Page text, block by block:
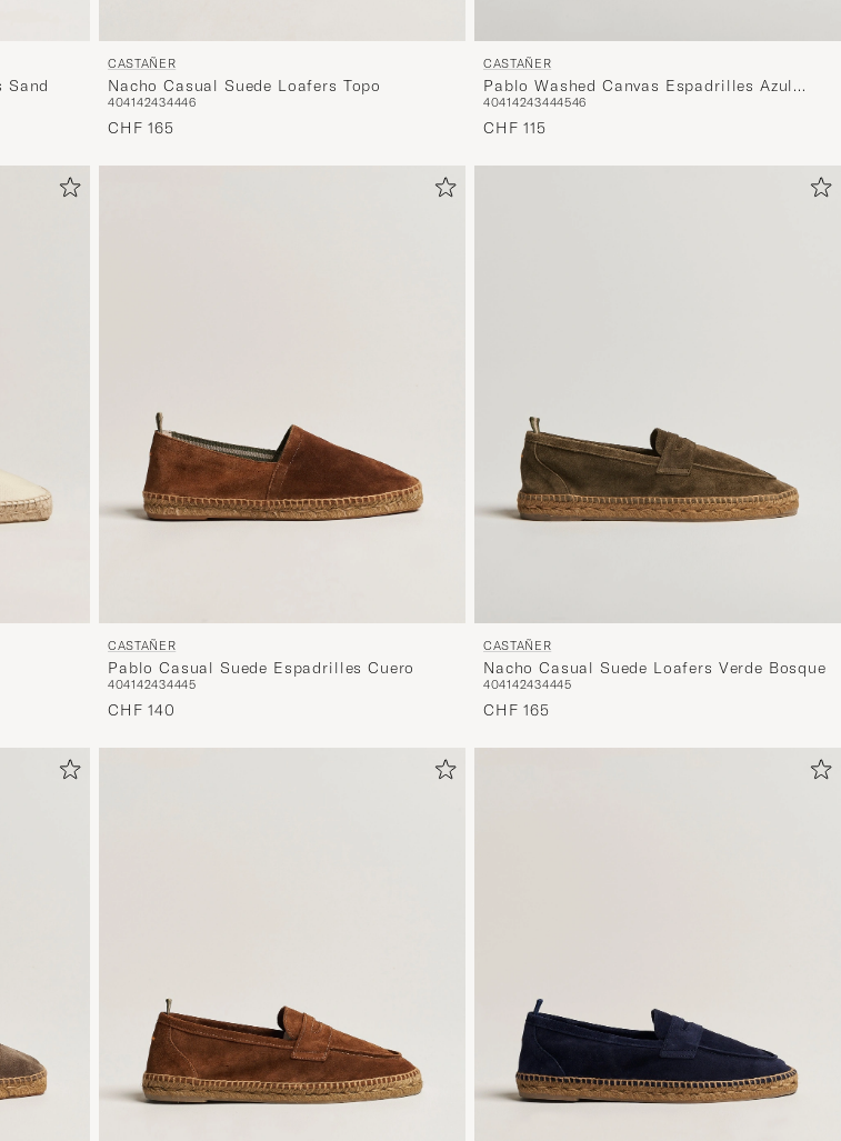
Ihrem
Sand
CASTAÑER
Nacho Casual Suede Loafers Topo
404142434446
CHF 165
CASTAÑER
Pablo Washed Canvas Espadrilles Azul
Marino
40414243444546
CHF 115
CASTAÑER
Pablo Casual Suede Espadrilles Cuero
404142434445
CHF 140
CASTAÑER
Nacho Casual Suede Loafers Verde Bosque
404142434445
CHF 165